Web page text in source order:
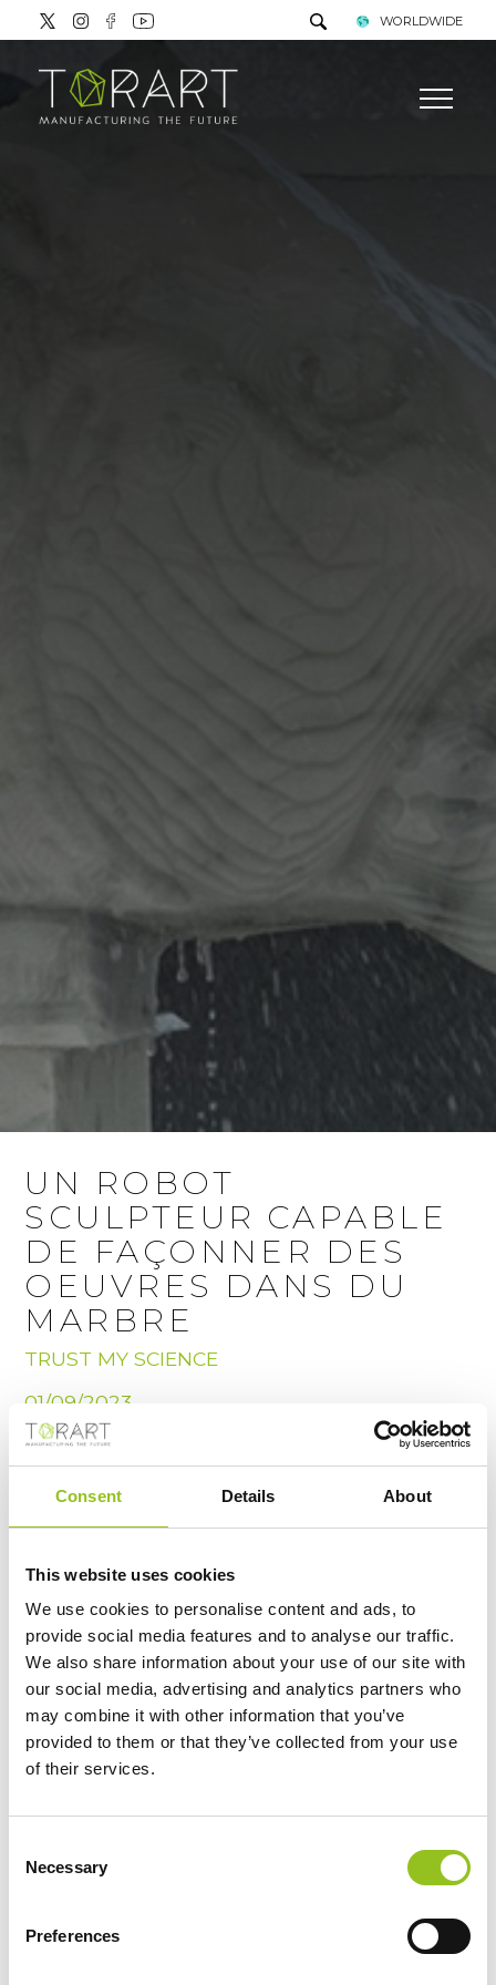
Consent Details About
This website uses cookies
We use cookies to personalise content and ads, to
provide social media features and to analyse our traffic.
We also share information about your use of our site with
our social media, advertising and analytics partners who
may combine it with other information that you’ve
provided to them or that they’ve collected from your use
of their services.
Selection
Necessary
Preferences
WORLDWIDE
UN ROBOT
SCULPTEUR CAPABLE
DE FAÇONNER DES
OEUVRES DANS DU
MARBRE
TRUST MY SCIENCE
01/09/2023
1L… Ce robot sculpteur façonne le marbre pour en
Le marbre de Carrare, prisé pour sa blancheur, était
utilisé par Michel-Ange pour créer ses sculptures
devenues si célèbres. Ce matériau hautement
symbolique a donné naissance à de nombreuses
œuvres d’art, notamment en Italie. Désormais, il sert
également de matière première aux créations de 1L,
sculptures qui demandent habituellement plusieurs
« Le matériau extrait peut désormais être transformé,